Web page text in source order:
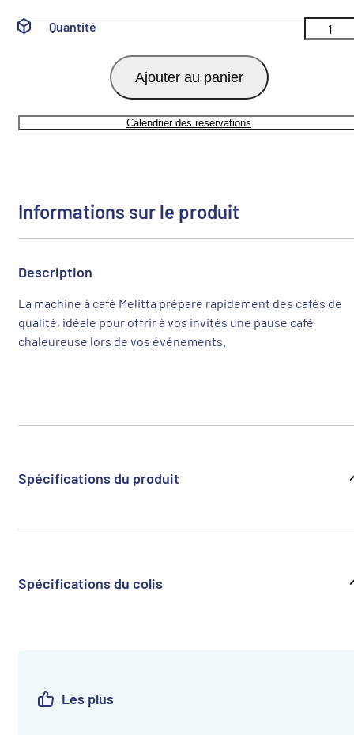
Quantité
Ajouter au panier
Calendrier des réservations
Informations sur le produit
Description
La machine à café Melitta prépare rapidement des cafés de
qualité, idéale pour offrir à vos invités une pause café
chaleureuse lors de vos événements.
Spécifications du produit
Spécifications du colis
Les plus